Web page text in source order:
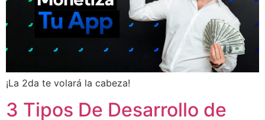
¡La 2da te volará la cabeza!
3 Tipos De Desarrollo de